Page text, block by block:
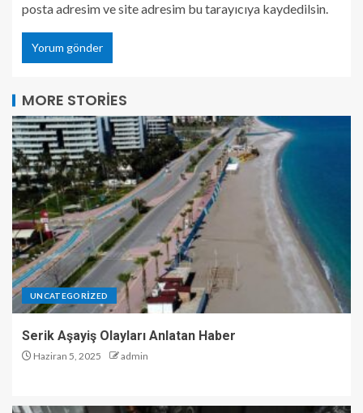
posta adresim ve site adresim bu tarayıcıya kaydedilsin.
MORE STORIES
UNCATEGORIZED
Serik Aşayiş Olayları Anlatan Haber
Haziran 5, 2025 admin